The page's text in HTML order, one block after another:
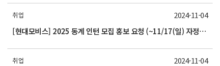
취업
[현대모비스] 2025 동계 인턴 모집 홍보 요청 (~11/17(일) 자정까지)
2024-11-04
취업 2024-11-04